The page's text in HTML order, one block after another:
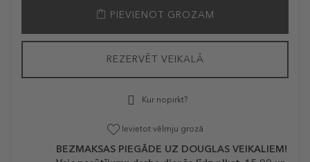
PIEVIENOT GROZAM
REZERVĒT VEIKALĀ
Kur nopirkt?
Ievietot vēlmju grozā
BEZMAKSAS PIEGĀDE UZ DOUGLAS VEIKALIEM!